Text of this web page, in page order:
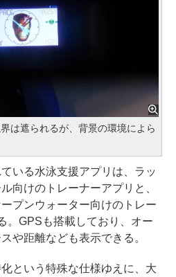
は遮られるが、背景の環境によら
いる水泳支援アプリは、ラッ
向けのトレーナーアプリと、
プンウォーター向けのトレー
。GPSも搭載しており、オー
や距離なども表示できる。
という特殊な仕様ゆえに、大